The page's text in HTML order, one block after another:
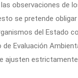
observaciones de
se pretende
del Estado
Evaluación
ajusten